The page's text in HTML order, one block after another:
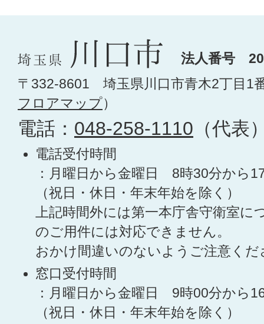
法人番号
〒332-8601 埼玉県川口市青木2丁目1
フロアマップ）
電話： 048-258-1110 （代表
電話受付時間
：月曜日から金曜日 8時30分から
（祝日・休日・年末年始を除く）
上記時間外には第一本庁舎守衛室に
のご用件には対応できません。
おかけ間違いのないようご注意くだ
窓口受付時間
：月曜日から金曜日 9時00分から
（祝日・休日・年末年始を除く）